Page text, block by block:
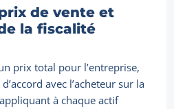
de vente et
la fiscalité
prix total pour l’entreprise,
avec l’acheteur sur la
à chaque actif